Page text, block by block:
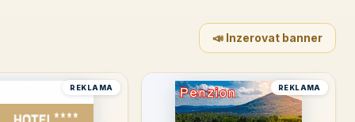
📣 Inzerovat banner
REKLAMA REKLAMA